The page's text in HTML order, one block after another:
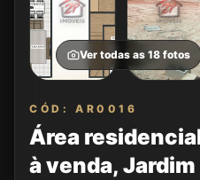
Ver todas as 18 fotos
CÓD: AR0016
Área
à venda, Jardim